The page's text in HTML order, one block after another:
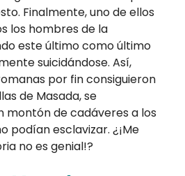
Finalmente, uno de ellos
los hombres de la
este último como último
suicidándose. Así,
por fin consiguieron
de Masada, se
montón de cadáveres a los
podían esclavizar. ¿¡Me
no es genial!?